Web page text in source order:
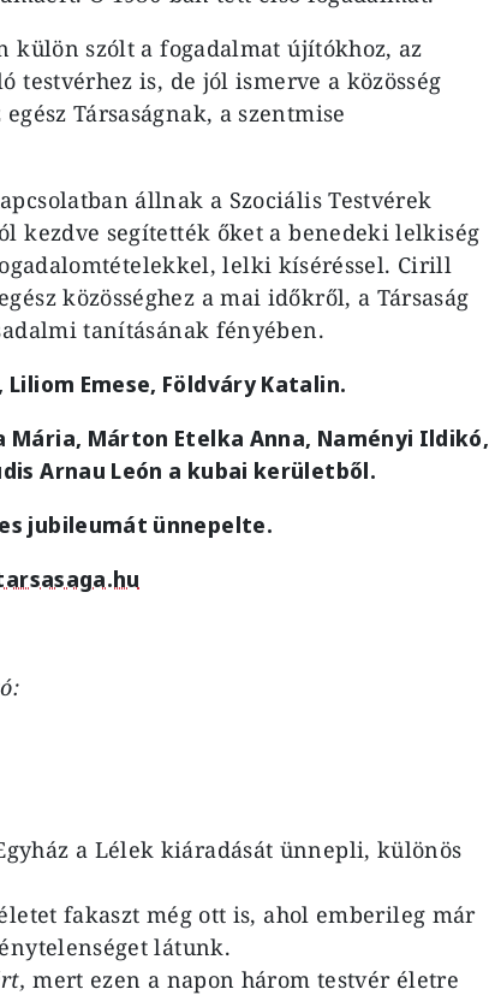
szólt a fogadalmat újítókhoz, az
testvérhez is, de jól ismerve a közösség
Társaságnak, a szentmise
állnak a Szociális Testvérek
kezdve segítették őket a benedeki lelkiség
lelki kíséréssel. Cirill
közösséghez a mai időkről, a Társaság
tanításának fényében.
Emese, Földváry Katalin.
Márton Etelka Anna, Naményi Ildikó,
Arnau León a kubai kerületből.
jubileumát ünnepelte.
a Lélek kiáradását ünnepli, különös
fakaszt még ott is, ahol emberileg már
látunk.
mert ezen a napon három testvér életre